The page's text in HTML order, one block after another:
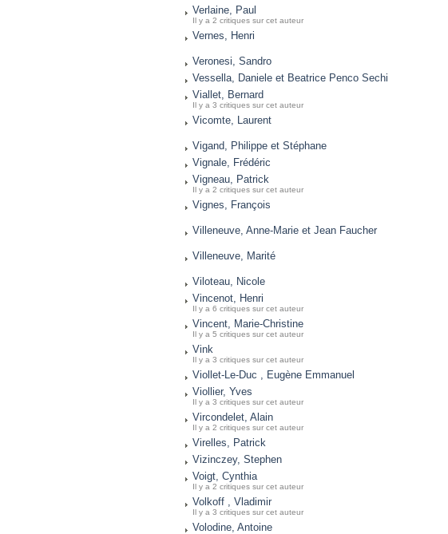
Verlaine, Paul
Il y a 2 critiques sur cet auteur
Vernes, Henri
Veronesi, Sandro
Vessella, Daniele et Beatrice Penco Sechi
Viallet, Bernard
Il y a 3 critiques sur cet auteur
Vicomte, Laurent
Vigand, Philippe et Stéphane
Vignale, Frédéric
Vigneau, Patrick
Il y a 2 critiques sur cet auteur
Vignes, François
Villeneuve, Anne-Marie et Jean Faucher
Villeneuve, Marité
Viloteau, Nicole
Vincenot, Henri
Il y a 6 critiques sur cet auteur
Vincent, Marie-Christine
Il y a 5 critiques sur cet auteur
Vink
Il y a 3 critiques sur cet auteur
Viollet-Le-Duc , Eugène Emmanuel
Viollier, Yves
Il y a 3 critiques sur cet auteur
Vircondelet, Alain
Il y a 2 critiques sur cet auteur
Virelles, Patrick
Vizinczey, Stephen
Voigt, Cynthia
Il y a 2 critiques sur cet auteur
Volkoff , Vladimir
Il y a 3 critiques sur cet auteur
Volodine, Antoine